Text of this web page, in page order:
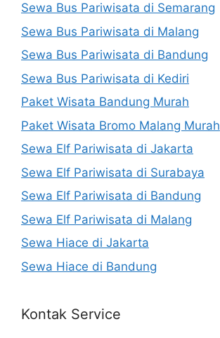
Sewa Bus Pariwisata di Semarang
Sewa Bus Pariwisata di Malang
Sewa Bus Pariwisata di Bandung
Sewa Bus Pariwisata di Kediri
Paket Wisata Bandung Murah
Paket Wisata Bromo Malang Murah
Sewa Elf Pariwisata di Jakarta
Sewa Elf Pariwisata di Surabaya
Sewa Elf Pariwisata di Bandung
Sewa Elf Pariwisata di Malang
Sewa Hiace di Jakarta
Sewa Hiace di Bandung
Kontak Service